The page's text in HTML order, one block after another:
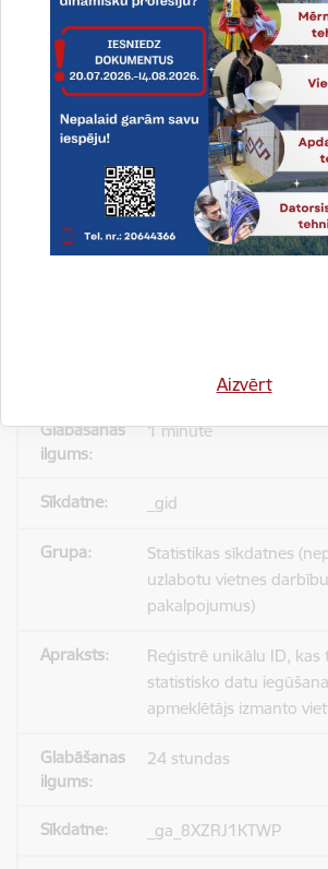
Aizvērt
Reģistrē unikālu ID, kas
statistisko datu
apmeklētājs izmanto
2 gadi
_gat
Statistikas sīkdatnes
pieprasījuma līmeni.
1 minūte
_gid
Statistikas sīkdatnes
uzlabotu vietnes
pakalpojumus)
Reģistrē unikālu ID, kas
statistisko datu
apmeklētājs izmanto
24 stundas
_ga_8XZRJ1KTWP